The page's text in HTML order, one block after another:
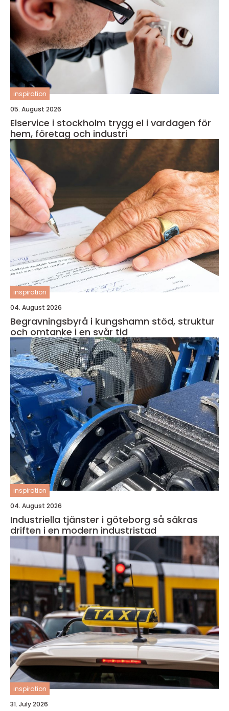
inspiration
05. August 2026
Elservice i stockholm trygg el i vardagen för
hem, företag och industri
inspiration
04. August 2026
Begravningsbyrå i kungshamn stöd, struktur
och omtanke i en svår tid
inspiration
04. August 2026
Industriella tjänster i göteborg så säkras
driften i en modern industristad
inspiration
31. July 2026